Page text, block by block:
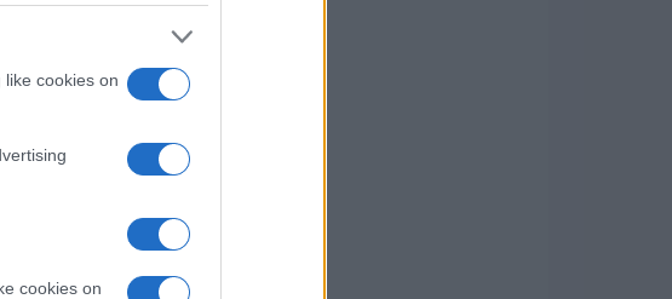
cookies on
cookies on
el
de